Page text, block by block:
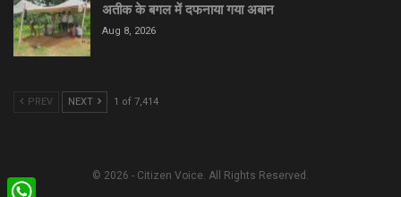
अतीक के बगल में दफनाया गया अबान
Aug 8, 2026
PREV NEXT 1 of 7,414
© 2026 - Citizen Voice. All Rights Reserved.